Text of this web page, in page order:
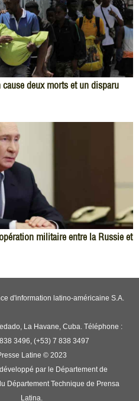
cause deux morts et un disparu
militaire entre la Russie et
d'information latino-américaine S.A.
La Havane, Cuba. Téléphone :
3496, (+53) 7 838 3497
Latine © 2023
par le Département de
Département Technique de Prensa
Latina.